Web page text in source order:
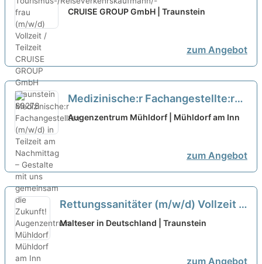
frau (m/w/d) Vollzeit / Teilzeit
CRUISE GROUP GmbH | Traunstein
zum Angebot
Medizinische:r Fachangestellte:r
(m/w/d) in Teilzeit am Nachmittag –
Augenzentrum Mühldorf | Mühldorf am Inn
zum Angebot
Rettungssanitäter (m/w/d) Vollzeit /
Teilzeit neu
Malteser in Deutschland | Traunstein
zum Angebot